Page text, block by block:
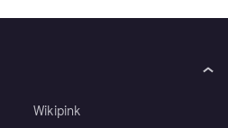
Wikipink